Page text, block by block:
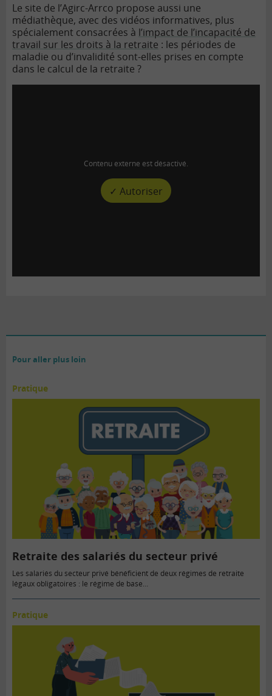
Le site de l’Agirc-Arrco propose aussi une
médiathèque, avec des vidéos informatives, plus
spécialement consacrées à l’impact de l’incapacité de
travail sur les droits à la retraite : les périodes de
maladie ou d’invalidité sont-elles prises en compte
dans le calcul de la retraite ?
Contenu externe est désactivé.
✓ Autoriser
Pour aller plus loin
Pratique
Retraite des salariés du secteur privé
Les salariés du secteur privé bénéficient de deux régimes de retraite
légaux obligatoires : le régime de base…
Pratique